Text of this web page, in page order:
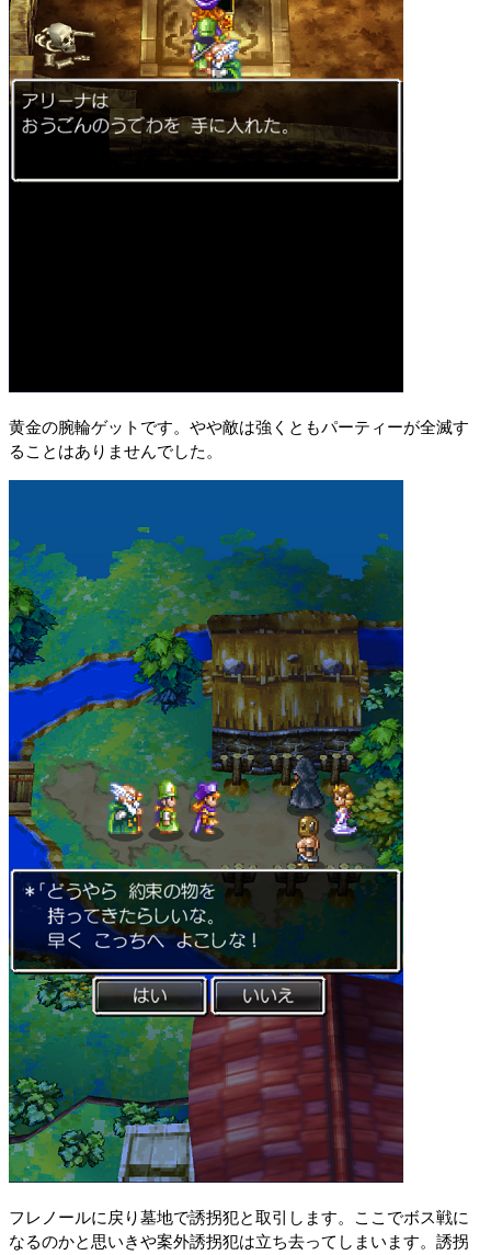
黄金の腕輪ゲットです。やや敵は強くともパーティーが全滅す
ることはありませんでした。
フレノールに戻り墓地で誘拐犯と取引します。ここでボス戦に
なるのかと思いきや案外誘拐犯は立ち去ってしまいます。誘拐